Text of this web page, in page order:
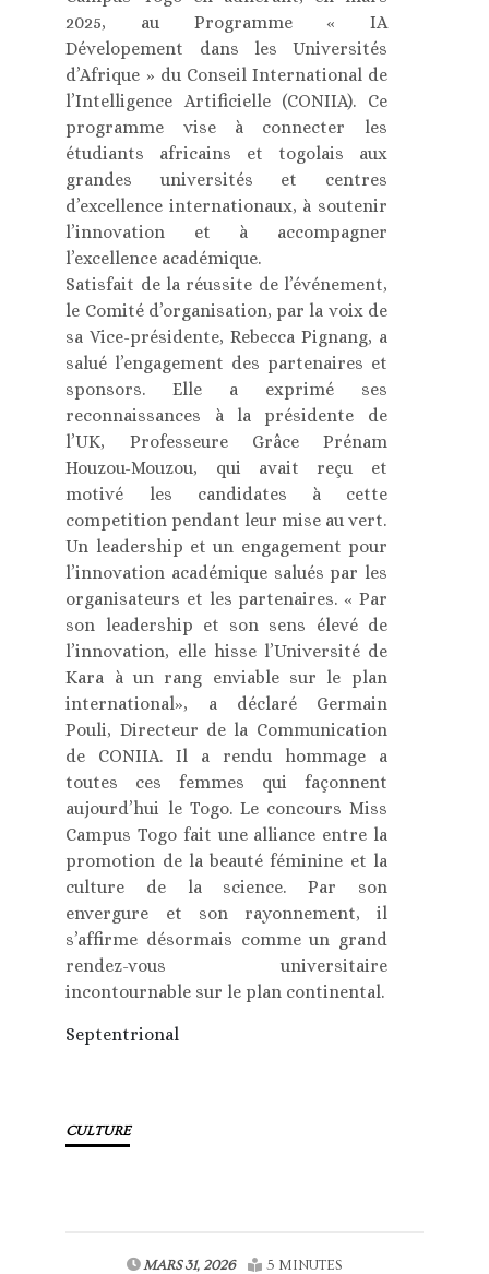
2025, au Programme « IA
Dévelopement dans les Universités
d’Afrique » du Conseil International de
l’Intelligence Artificielle (CONIIA). Ce
programme vise à connecter les
étudiants africains et togolais aux
grandes universités et centres
d’excellence internationaux, à soutenir
l’innovation et à accompagner
l’excellence académique.
Satisfait de la réussite de l’événement,
le Comité d’organisation, par la voix de
sa Vice-présidente, Rebecca Pignang, a
salué l’engagement des partenaires et
sponsors. Elle a exprimé ses
reconnaissances à la présidente de
l’UK, Professeure Grâce Prénam
Houzou-Mouzou, qui avait reçu et
motivé les candidates à cette
competition pendant leur mise au vert.
Un leadership et un engagement pour
l’innovation académique salués par les
organisateurs et les partenaires. « Par
son leadership et son sens élevé de
l’innovation, elle hisse l’Université de
Kara à un rang enviable sur le plan
international», a déclaré Germain
Pouli, Directeur de la Communication
de CONIIA. Il a rendu hommage a
toutes ces femmes qui façonnent
aujourd’hui le Togo. Le concours Miss
Campus Togo fait une alliance entre la
promotion de la beauté féminine et la
culture de la science. Par son
envergure et son rayonnement, il
s’affirme désormais comme un grand
rendez-vous universitaire
incontournable sur le plan continental.
Septentrional
CULTURE
MARS 31, 2026
5 MINUTES